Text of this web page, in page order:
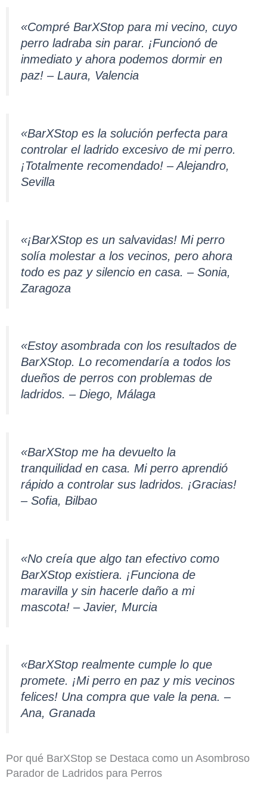
«Compré BarXStop para mi vecino, cuyo
perro ladraba sin parar. ¡Funcionó de
inmediato y ahora podemos dormir en
paz! – Laura, Valencia
«BarXStop es la solución perfecta para
controlar el ladrido excesivo de mi perro.
¡Totalmente recomendado! – Alejandro,
Sevilla
«¡BarXStop es un salvavidas! Mi perro
solía molestar a los vecinos, pero ahora
todo es paz y silencio en casa. – Sonia,
Zaragoza
«Estoy asombrada con los resultados de
BarXStop. Lo recomendaría a todos los
dueños de perros con problemas de
ladridos. – Diego, Málaga
«BarXStop me ha devuelto la
tranquilidad en casa. Mi perro aprendió
rápido a controlar sus ladridos. ¡Gracias!
– Sofia, Bilbao
«No creía que algo tan efectivo como
BarXStop existiera. ¡Funciona de
maravilla y sin hacerle daño a mi
mascota! – Javier, Murcia
«BarXStop realmente cumple lo que
promete. ¡Mi perro en paz y mis vecinos
felices! Una compra que vale la pena. –
Ana, Granada
Por qué BarXStop se Destaca como un Asombroso
Parador de Ladridos para Perros